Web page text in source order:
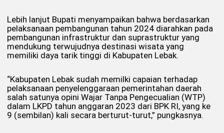
Lebih lanjut Bupati menyampaikan bahwa berdasarkan
pelaksanaan pembangunan tahun 2024 diarahkan pada
pembangunan infrastruktur dan suprastruktur yang
mendukung terwujudnya destinasi wisata yang
memiliki daya tarik tinggi di Kabupaten Lebak.
“Kabupaten Lebak sudah memilki capaian terhadap
pelaksanaan penyelenggaraan pemerintahan daerah
salah satunya opini Wajar Tanpa Pengecualian (WTP)
dalam LKPD tahun anggaran 2023 dari BPK RI, yang ke
9 (sembilan) kali secara berturut-turut,” pungkasnya.